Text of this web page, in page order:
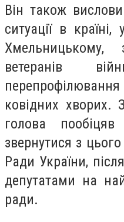
Він також
ситуації в
ветеранів
ковідних хворих.
голова
звернутися з
Ради України,
депутатами на
ради.